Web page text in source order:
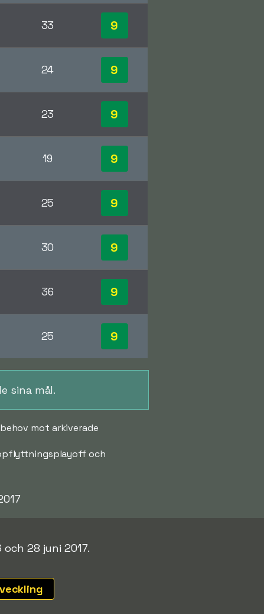
33 9
24 9
23 9
19 9
25 9
30 9
36 9
25 9
sina mål.
mot arkiverade
och
28 juni 2017.